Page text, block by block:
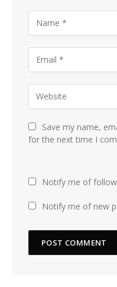
Save my name,
for the next time I
Notify me of
Notify me of new